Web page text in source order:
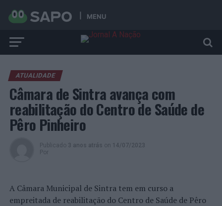
MENU
ATUALIDADE
Câmara de Sintra avança com
reabilitação do Centro de Saúde de
Pêro Pinheiro
Publicado 3 anos atrás on 14/07/2023
Por
A Câmara Municipal de Sintra tem em curso a
empreitada de reabilitação do Centro de Saúde de Pêro